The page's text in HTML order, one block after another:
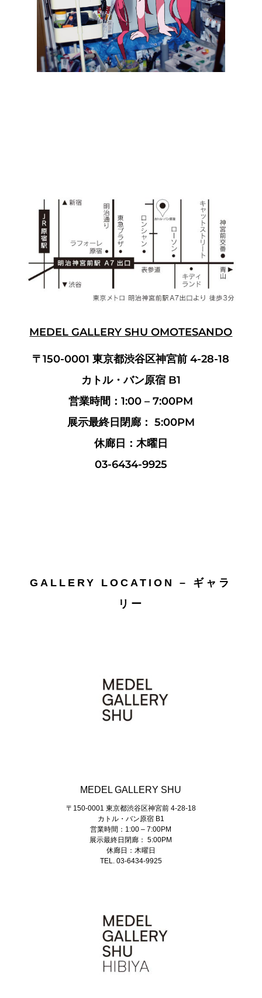
MEDEL GALLERY SHU OMOTESANDO
〒150-0001 東京都渋谷区神宮前 4-28-18
カトル・バン原宿 B1
営業時間：1:00 – 7:00PM
展示最終日閉廊： 5:00PM
休廊日：木曜日
03-6434-9925
GALLERY LOCATION – ギャラ
リー
MEDEL GALLERY SHU
〒150-0001 東京都渋谷区神宮前 4-28-18
カトル・バン原宿 B1
営業時間：1:00 – 7:00PM
展示最終日閉廊： 5:00PM
休廊日：木曜日
TEL. 03-6434-9925